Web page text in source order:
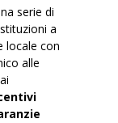
serie di
a
locale con
alle